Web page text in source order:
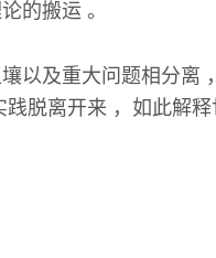
的搬运 。
以及重大问题相分离
脱离开来 ，如此解